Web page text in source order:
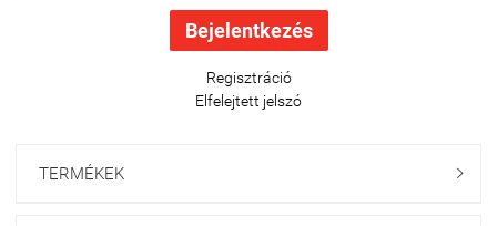
Regisztráció
Elfelejtett jelszó
TERMÉKEK 